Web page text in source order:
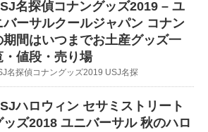
名探偵コナングッズ2019 – ユ
バーサルクールジャパン コナン
期間はいつまでお土産グッズ一
・値段・売り場
名探偵コナングッズ2019 USJ名探
ハロウィン セサミストリート
ッズ2018 ユニバーサル 秋のハロ